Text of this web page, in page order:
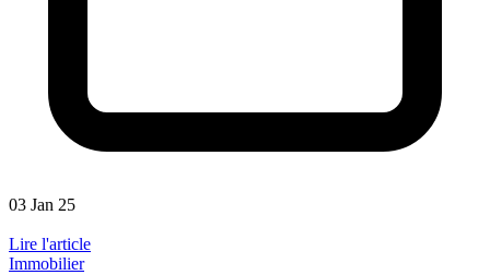
03 Jan 25
Lire l'article
Immobilier